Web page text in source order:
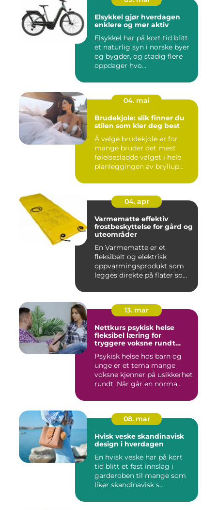
Elsykkel gjør hverdagen
enklere og mer aktiv
Elsykkel har på kort tid blitt
et naturlig syn i norske byer
og bygder, og stadig flere
oppdager hvo...
04. mai
Brudekjole: slik finner du
stilen som kler deg best
Å velge brudekjole er for
mange bruder det mest
følelsesladde valget i hele
planleggingen av bryllup...
04. apr
Varmematte effektiv
frostbeskyttelse for gård og
uteområder
En Varmematte er et
fleksibelt og elektrisk
oppvarmingsprodukt som
legges direkte på flater som
13. mar
Nettkurs psykisk helse
fleksibel læring for
tryggere voksne rundt
Psykisk helse hos barn og
unge er et tema mange
voksne kjenner på usikkerhet
rundt. Når går en norma...
08. mar
Hvisk veske skandinavisk
design i hverdagen
En hvisk veske har på kort
tid blitt et fast innslag i
garderoben til mange som
liker skandinavisk s...